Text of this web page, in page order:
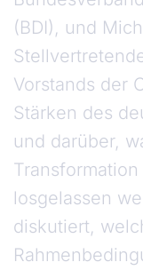
(BDI), und
Vorstands der
Stärken des
und darüber,
losgelassen
diskutiert,